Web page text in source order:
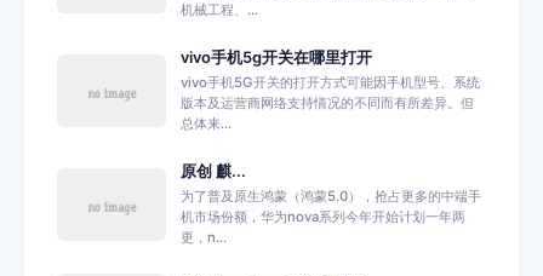
机械工程、...
vivo手机5g开关在哪里打开
vivo手机5G开关的打开方式可能因手机型号、系统
版本及运营商网络支持情况的不同而有所差异。但
总体来...
原创 麒...
为了普及原生鸿蒙（鸿蒙5.0），抢占更多的中端手
机市场份额，华为nova系列今年开始计划一年两
更，n...